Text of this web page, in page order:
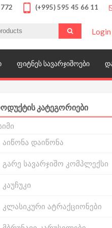
(+995) 595 45 66 11
Login
მრავალფეროვანი
ᲤᲘᲢᲜᲔᲡ ᲡᲐᲕᲐᲠᲯᲘᲨᲝᲔᲑᲘ
ᲙᲐᲢᲔᲒᲝᲠᲘᲔᲑᲘ
აიწონა დაიწონა
გარე სავარჯიშო კომპლექსი
კაუჩუკი
კლასიკური ატრაქციონები